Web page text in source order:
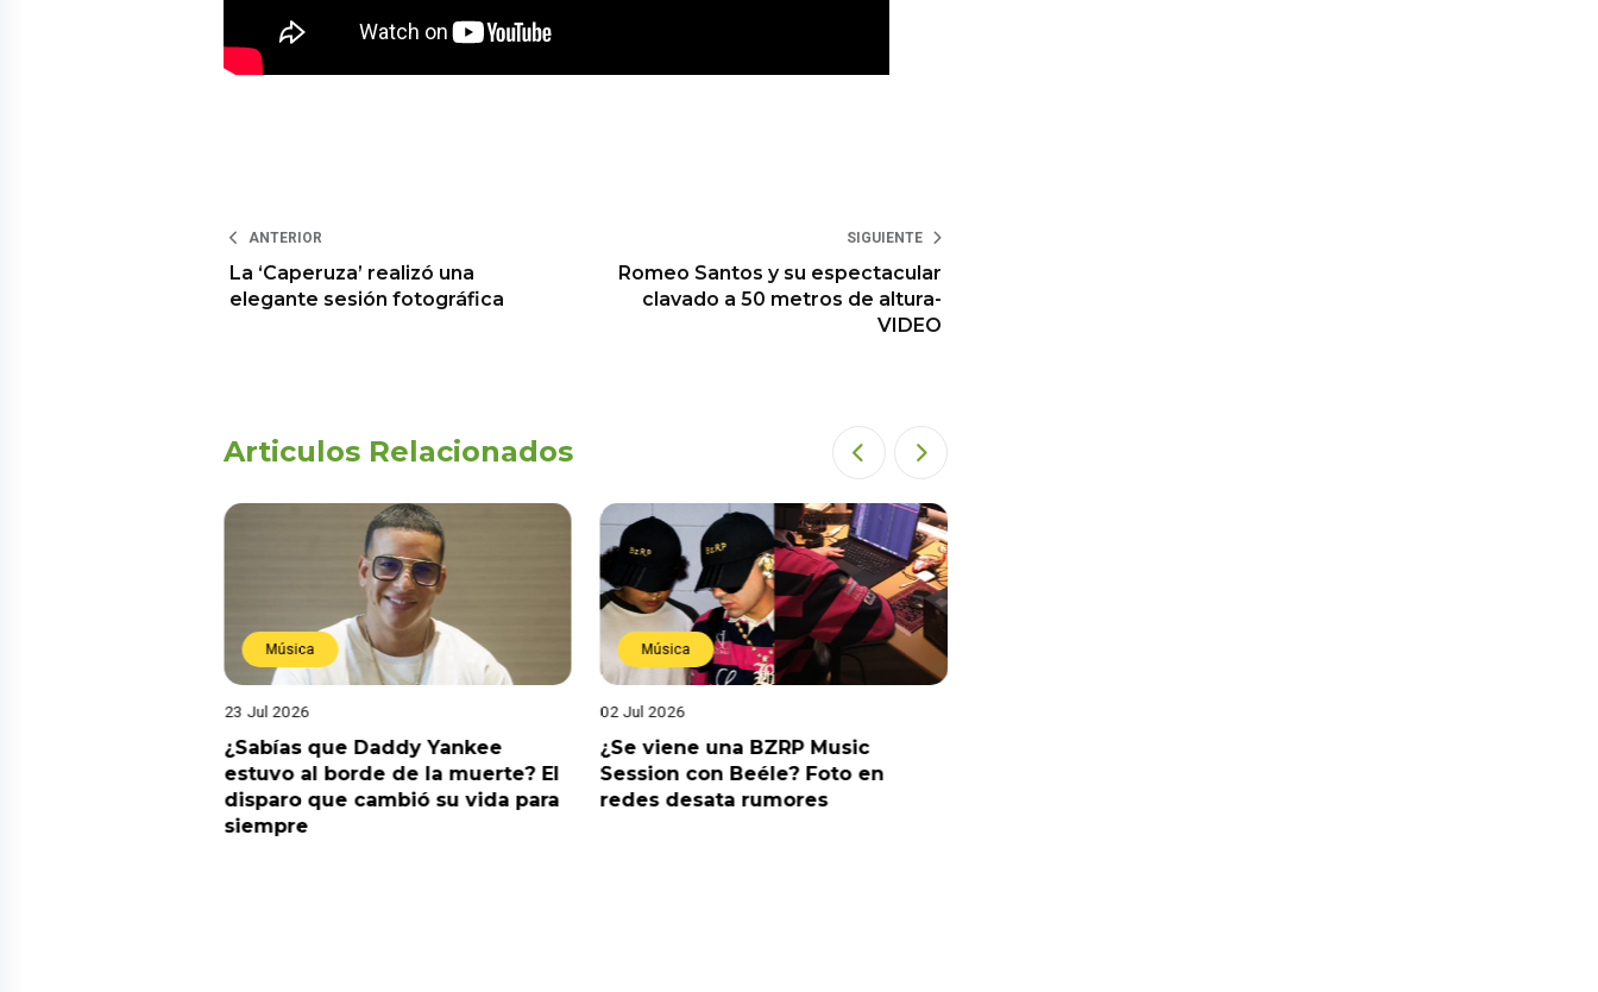
ANTERIOR
La ‘Caperuza’ realizó una
elegante sesión fotográfica
SIGUIENTE
Romeo Santos y su espectacular
clavado a 50 metros de altura-
VIDEO
Articulos Relacionados
Música
23 Jul 2026
¿Sabías que Daddy Yankee
estuvo al borde de la muerte? El
disparo que cambió su vida para
siempre
Música
02 Jul 2026
¿Se viene una BZRP Music
Session con Beéle? Foto en
redes desata rumores